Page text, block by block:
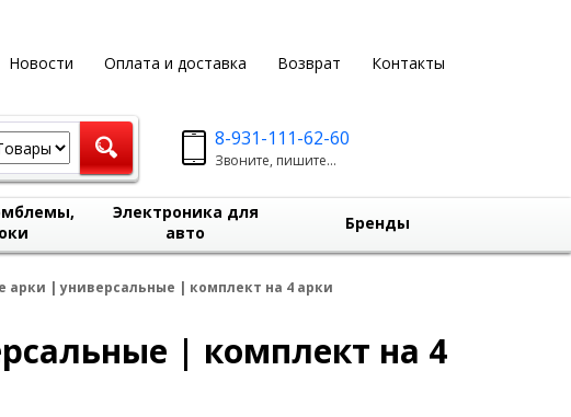
Новости Оплата и доставка Возврат Контакты
8-931-111-62-60
Звоните, пишите...
Электроника для
авто
Бренды
арки | универсальные | комплект на 4 арки
| комплект на 4